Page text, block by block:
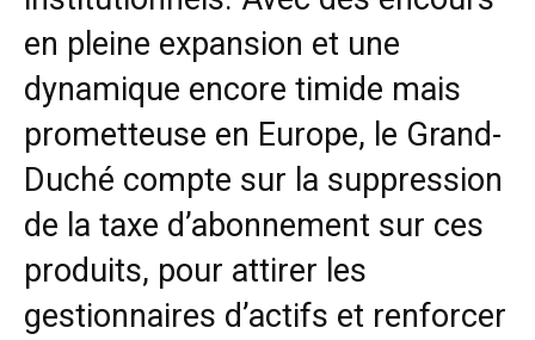
en pleine expansion et une
dynamique encore timide mais
prometteuse en Europe, le Grand-
Duché compte sur la suppression
de la taxe d’abonnement sur ces
produits, pour attirer les
gestionnaires d’actifs et renforcer